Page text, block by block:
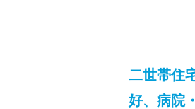
二世帯住
好、病院